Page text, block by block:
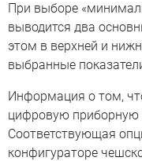
При выборе
выводится два
этом в верхней и
выбранные
Информация о том,
цифровую приборную
Соответствующая
конфигураторе